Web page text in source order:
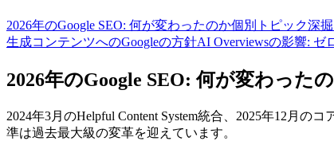
2026年のGoogle SEO: 何が変わったのか個別トピック深
生成コンテンツへのGoogleの方針AI Overviewsの影響: ゼ
2026年のGoogle SEO: 何が変わった
2024年3月のHelpful Content System統合、2025年12月
準は過去最大級の変革を迎えています。